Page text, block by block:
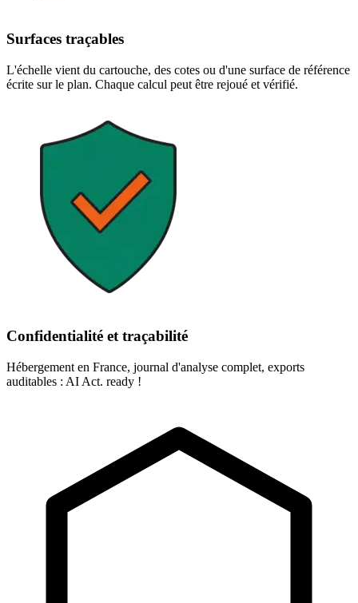
Surfaces traçables
L'échelle vient du cartouche, des cotes ou d'une surface de référence
écrite sur le plan. Chaque calcul peut être rejoué et vérifié.
Confidentialité et traçabilité
Hébergement en France, journal d'analyse complet, exports
auditables : AI Act. ready !